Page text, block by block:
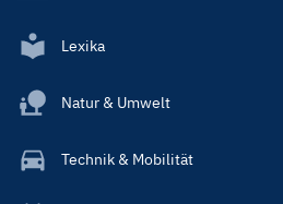
Lexika
Natur & Umwelt
Technik & Mobilität